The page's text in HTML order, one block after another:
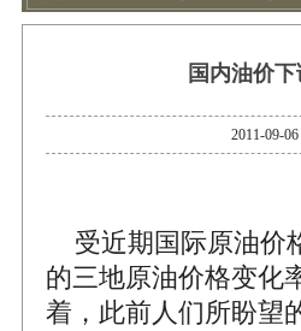
国内油价
2011-
受近期国际原油价
的三地原油价格变化
着，此前人们所盼望